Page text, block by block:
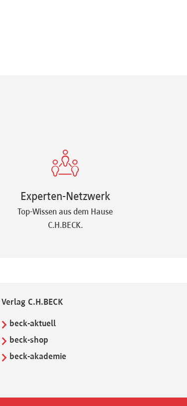
Experten-Netzwerk
Top-Wissen aus dem Hause
C.H.BECK.
Verlag C.H.BECK
beck-aktuell
beck-shop
beck-akademie